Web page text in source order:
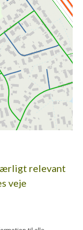
relevant
veje